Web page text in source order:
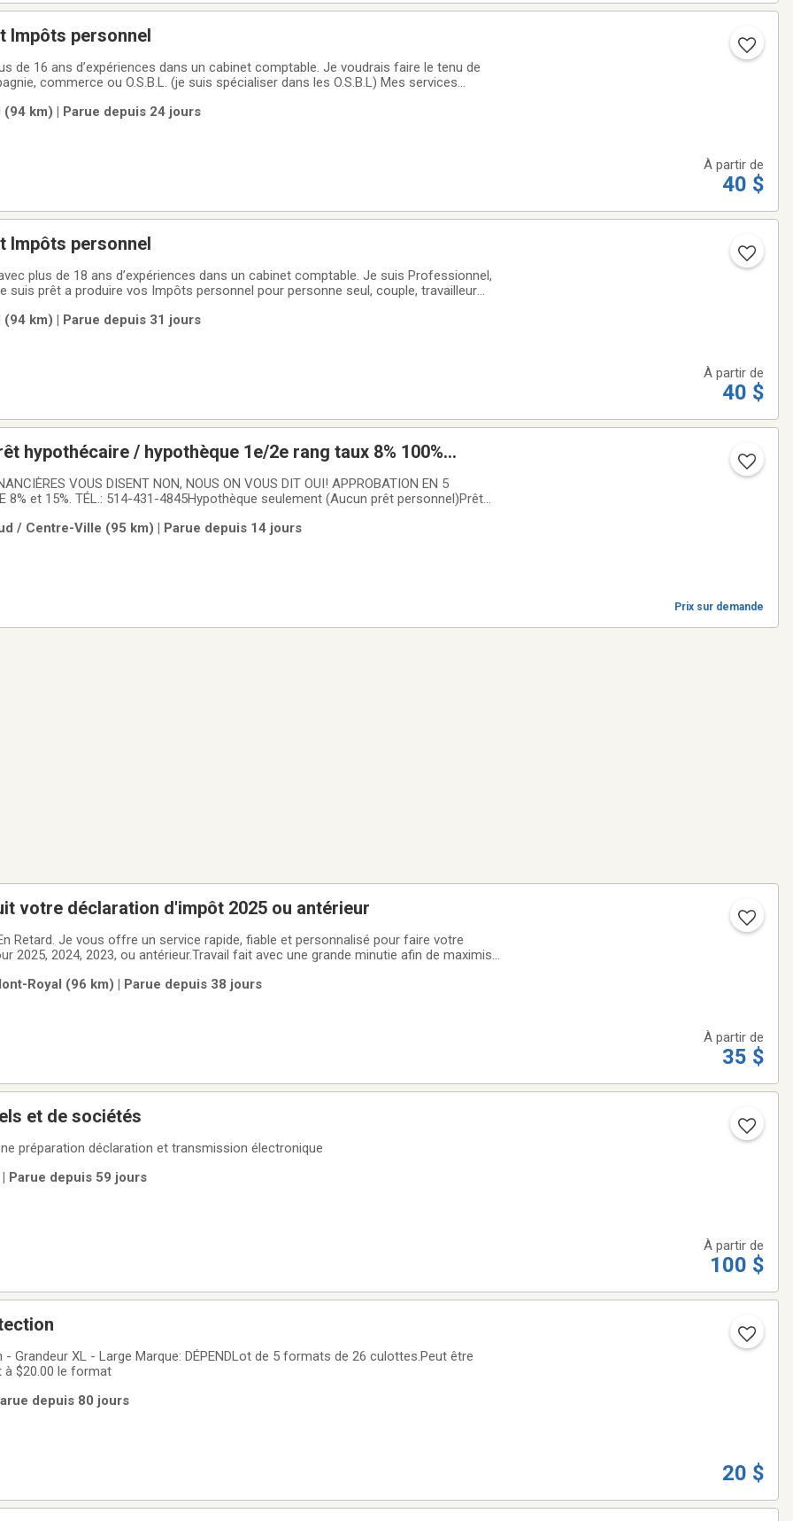
Impôts personnel
d’expériences dans un cabinet comptable. Je voudrais faire le tenu de
suis spécialiser dans les O.S.B.L) Mes services
S.V.P.)
km) | Parue depuis 24 jours
À partir de
40 $
Impôts personnel
plus de 18 ans d’expériences dans un cabinet comptable. Je suis Professionnel,
suis prêt a produire vos Impôts personnel pour personne seul, couple, travailleur
aussi
km) | Parue depuis 31 jours
À partir de
40 $
hypothécaire / hypothèque 1e/2e rang taux 8% 100%
VOUS DISENT NON, NOUS ON VOUS DIT OUI! APPROBATION EN 5
intérêts.• Consolidation de dettes• Avis
/ Centre-Ville (95 km) | Parue depuis 14 jours
Prix sur demande
votre déclaration d'impôt 2025 ou antérieur
Retard. Je vous offre un service rapide, fiable et personnalisé pour faire votre
2025, 2024, 2023, ou antérieur.Travail fait avec une grande minutie afin de maximiser
Royal (96 km) | Parue depuis 38 jours
À partir de
35 $
et de sociétés
préparation déclaration et transmission électronique
Parue depuis 59 jours
À partir de
100 $
Grandeur XL - Large Marque: DÉPENDLot de 5 formats de 26 culottes.Peut être
à $20.00 le format
depuis 80 jours
20 $